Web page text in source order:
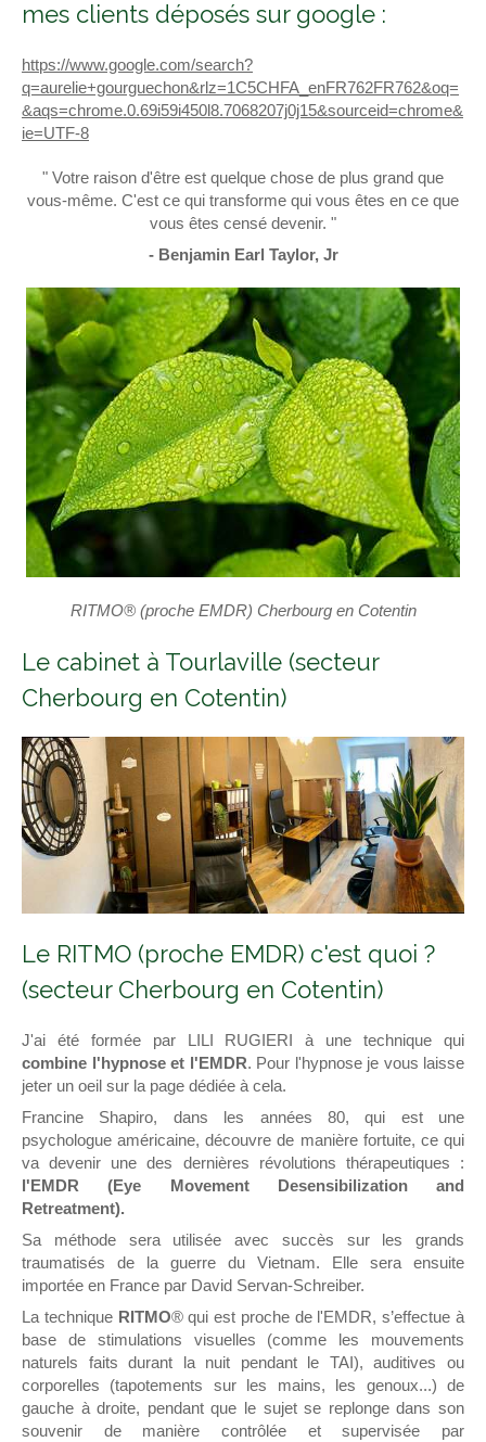
mes clients déposés sur google :
https://www.google.com/search?
q=aurelie+gourguechon&rlz=1C5CHFA_enFR762FR762&oq=
&aqs=chrome.0.69i59i450l8.7068207j0j15&sourceid=chrome&
ie=UTF-8
" Votre raison d'être est quelque chose de plus grand que
vous-même. C'est ce qui transforme qui vous êtes en ce que
vous êtes censé devenir. "
- Benjamin Earl Taylor, Jr
RITMO® (proche EMDR) Cherbourg en Cotentin
Le cabinet à Tourlaville (secteur
Cherbourg en Cotentin)
Le RITMO (proche EMDR) c'est quoi ?
(secteur Cherbourg en Cotentin)
J'ai été formée par LILI RUGIERI à une technique qui
combine l'hypnose et l'EMDR. Pour l'hypnose je vous laisse
jeter un oeil sur la page dédiée à cela.
Francine Shapiro, dans les années 80, qui est une
psychologue américaine, découvre de manière fortuite, ce qui
va devenir une des dernières révolutions thérapeutiques :
l'EMDR (Eye Movement Desensibilization and
Retreatment).
Sa méthode sera utilisée avec succès sur les grands
traumatisés de la guerre du Vietnam. Elle sera ensuite
importée en France par David Servan-Schreiber.
La technique RITMO® qui est proche de l'EMDR, s’effectue à
base de stimulations visuelles (comme les mouvements
naturels faits durant la nuit pendant le TAI), auditives ou
corporelles (tapotements sur les mains, les genoux...) de
gauche à droite, pendant que le sujet se replonge dans son
souvenir de manière contrôlée et supervisée par